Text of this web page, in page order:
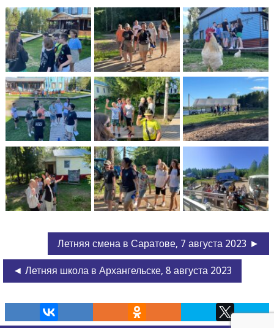
Летняя смена в Саратове, 7 августа 2023 ►
◄ Летняя школа в Архангельске, 8 августа 2023